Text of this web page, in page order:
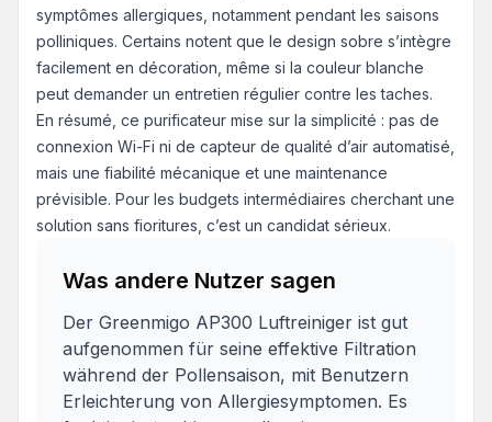
symptômes allergiques, notamment pendant les saisons
polliniques. Certains notent que le design sobre s’intègre
facilement en décoration, même si la couleur blanche
peut demander un entretien régulier contre les taches.
En résumé, ce purificateur mise sur la simplicité : pas de
connexion Wi-Fi ni de capteur de qualité d’air automatisé,
mais une fiabilité mécanique et une maintenance
prévisible. Pour les budgets intermédiaires cherchant une
solution sans fioritures, c’est un candidat sérieux.
Was andere Nutzer sagen
Der Greenmigo AP300 Luftreiniger ist gut
aufgenommen für seine effektive Filtration
während der Pollensaison, mit Benutzern
Erleichterung von Allergiesymptomen. Es